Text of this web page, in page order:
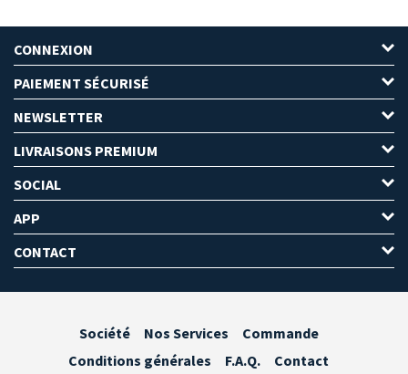
CONNEXION
PAIEMENT SÉCURISÉ
NEWSLETTER
LIVRAISONS PREMIUM
SOCIAL
APP
CONTACT
Société Nos Services
Commande
Conditions générales
F.A.Q. Contact